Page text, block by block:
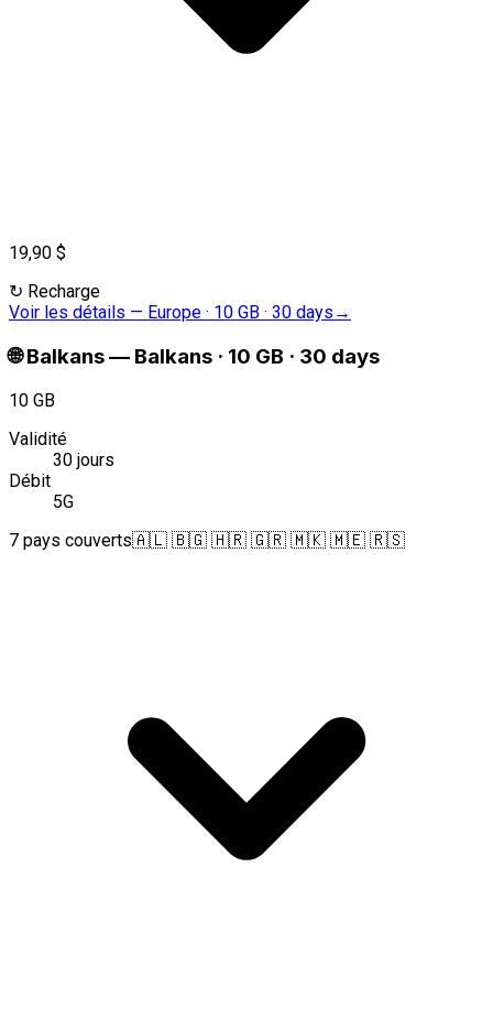
19,90 $
↻ Recharge
Voir les détails — Europe · 10 GB · 30 days →
🌐 Balkans— Balkans · 10 GB · 30 days
10 GB
Validité
30 jours
Débit
5G
7 pays couverts🇦🇱 🇧🇬 🇭🇷 🇬🇷 🇲🇰 🇲🇪 🇷🇸